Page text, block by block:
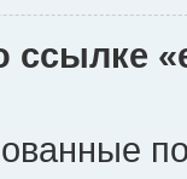
ссылке